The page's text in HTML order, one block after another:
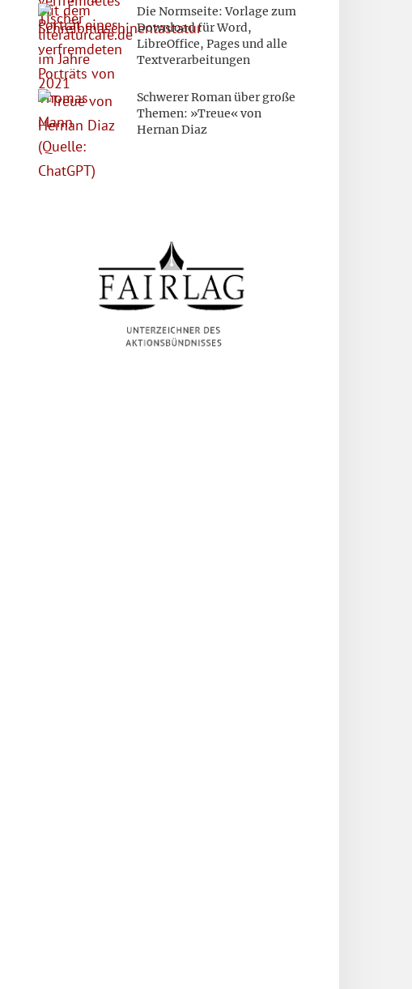
Die Normseite: Vorlage zum
Download für Word,
LibreOffice, Pages und alle
Textverarbeitungen
Schwerer Roman über große
Themen: »Treue« von
Hernan Diaz